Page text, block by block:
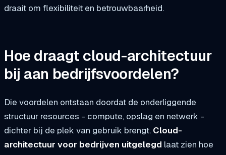
draait om flexibiliteit en betrouwbaarheid.
Hoe draagt cloud-architectuur
bij aan bedrijfsvoordelen?
Die voordelen ontstaan doordat de onderliggende
structuur resources - compute, opslag en netwerk -
dichter bij de plek van gebruik brengt. Cloud-
architectuur voor bedrijven uitgelegd laat zien hoe